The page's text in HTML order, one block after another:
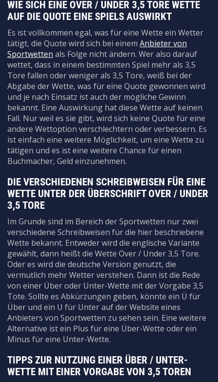
WIE SICH EINE OVER / UNDER 3,5 TORE WETTE
AUF DIE QUOTE EINE SPIELS AUSWIRKT
Es ist vollkommen egal, was für eine Wette ein Wetter
tätigt, die Quote wird sich bei einem Anbieter von
Sportwetten als Folge nicht ändern. Wer also darauf
wettet, dass in einem bestimmten Spiel mehr als 3,5
Tore fallen oder weniger als 3,5 Tore, weiß bei der
Abgabe der Wette, was für eine Quote gewonnen wird
und je nach Einsatz ist auch der mögliche Gewinn
bekannt. Eine Auswirkung hat diese Wette auf keinen
Fall. Nur weil es sie gibt, wird sich keine Quote für eine
andere Wettoption verschlechtern oder verbessern. Es
ist einfach eine weitere Möglichkeit, um eine Wette zu
tätigen und es ist eine weitere Chance für einen
Buchmacher, Geld einzunehmen.
DIE VERSCHIEDENEN SCHREIBWEISEN FÜR EINE
WETTE UNTER DER ÜBERSCHRIFT OVER / UNDER
3,5 TORE
Im Grunde sind im Bereich der Sportwetten nur zwei
verschiedene Schreibweisen für die hier beschriebene
Wette bekannt. Entweder wird die englische Variante
gewählt, dann heißt die Wette Over / Under 3,5 Tore.
Oder es wird die deutsche Version genutzt, die
vermutlich mehr Wetter verstehen. Dann ist die Rede
von einer Über oder Unter-Wette mit der Vorgabe 3,5
Tote. Sollte es Abkürzungen geben, könnte ein Ü für
Über und ein U für Unter auf der Website eines
Anbieters von Sportwetten zu sehen sein. Eine weitere
Alternative ist ein Plus für eine Über-Wette oder ein
Minus für eine Unter-Wette.
TIPPS ZUR NUTZUNG EINER ÜBER / UNTER-
WETTE MIT EINER VORGABE VON 3,5 TOREN